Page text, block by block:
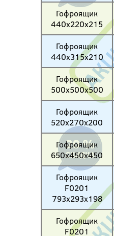
Гофроящик
440х220х215
Гофроящик
440х315х210
Гофроящик
500х500х500
Гофроящик
520х270х200
Гофроящик
650х450х450
Гофроящик
F0201
793х293х198
Гофроящик
F0201